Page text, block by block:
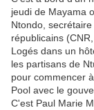
jeudi de Mayama
Ntondo,
républicains
Logés dans un
les partisans de
pour commencer
Pool avec le
C'est Paul Marie